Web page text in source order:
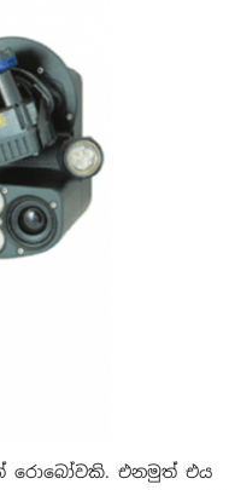
රොබෝවකි. එනමුත් එය